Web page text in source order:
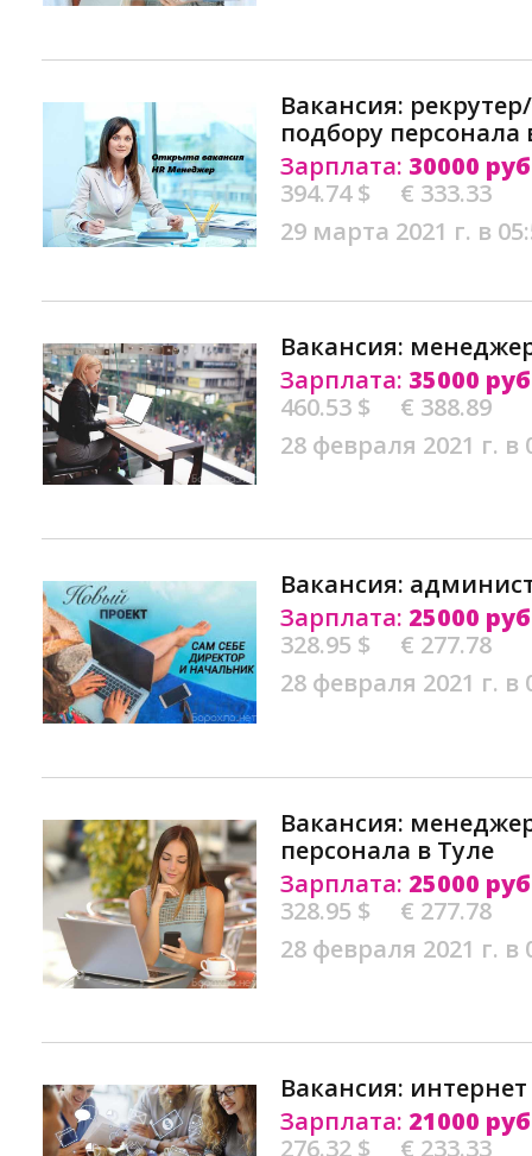
Вакансия:
подбору персонала
Зарплата: 30000
394.74 $
€ 333.33
29 марта 2021 г. в
Вакансия:
Зарплата: 35000
460.53 $
€ 388.89
28 февраля 2021 г. в
Вакансия:
Зарплата: 25000
328.95 $
€ 277.78
28 февраля 2021 г. в
Вакансия:
персонала в Туле
Зарплата: 25000
328.95 $
€ 277.78
28 февраля 2021 г. в
Вакансия:
Зарплата: 21000
276.32 $
€ 233.33